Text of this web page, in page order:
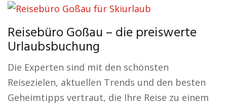
Reisebüro Goßau – die preiswerte
Urlaubsbuchung
Die Experten sind mit den schönsten
Reisezielen, aktuellen Trends und den besten
Geheimtipps vertraut, die Ihre Reise zu einem